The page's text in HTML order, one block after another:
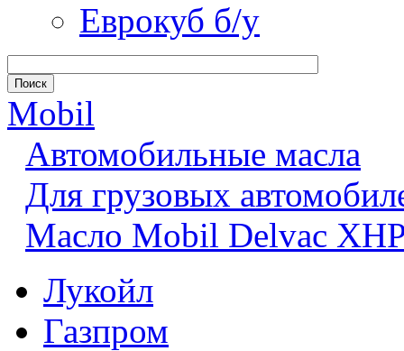
Еврокуб б/у
Mobil
Автомобильные масла
Для грузовых
Масло Mobil Delvac
Лукойл
Газпром